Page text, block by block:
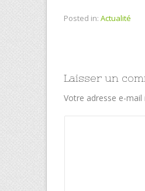
Posted in: Actualité
Laisser un
Votre adresse e-mail